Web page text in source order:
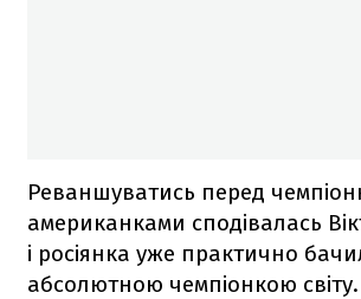
Реваншуватись перед
американками сподівалась
і росіянка уже практично
абсолютною чемпіонкою